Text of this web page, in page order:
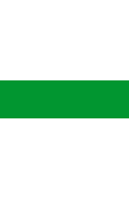
dung